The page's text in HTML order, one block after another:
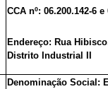
CCA nº: 06.200.142-6 e
Endereço: Rua
Distrito Industrial II
Denominação Social: